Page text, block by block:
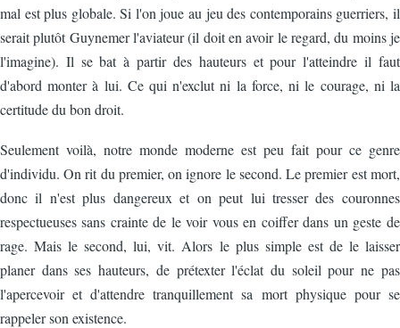
mal est plus globale. Si l'on joue au jeu des contemporains guerriers, il
serait plutôt Guynemer l'aviateur (il doit en avoir le regard, du moins je
l'imagine). Il se bat à partir des hauteurs et pour l'atteindre il faut
d'abord monter à lui. Ce qui n'exclut ni la force, ni le courage, ni la
certitude du bon droit.
Seulement voilà, notre monde moderne est peu fait pour ce genre
d'individu. On rit du premier, on ignore le second. Le premier est mort,
donc il n'est plus dangereux et on peut lui tresser des couronnes
respectueuses sans crainte de le voir vous en coiffer dans un geste de
rage. Mais le second, lui, vit. Alors le plus simple est de le laisser
planer dans ses hauteurs, de prétexter l'éclat du soleil pour ne pas
l'apercevoir et d'attendre tranquillement sa mort physique pour se
rappeler son existence.